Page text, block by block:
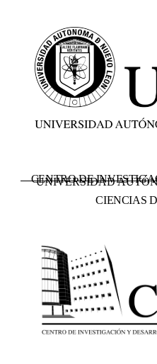
UNIVERSIDAD
CENTRO DE
CIENCIAS